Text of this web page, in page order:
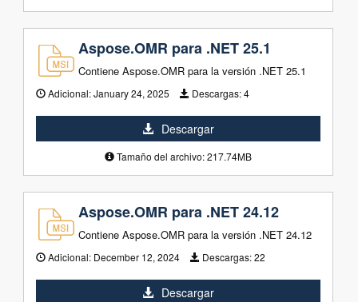
Aspose.OMR para .NET 25.1
Contiene Aspose.OMR para la versión .NET 25.1
Adicional:January 24, 2025 Descargas:4
Descargar
Tamaño del archivo: 217.74MB
Aspose.OMR para .NET 24.12
Contiene Aspose.OMR para la versión .NET 24.12
Adicional: December 12, 2024 Descargas:22
Descargar